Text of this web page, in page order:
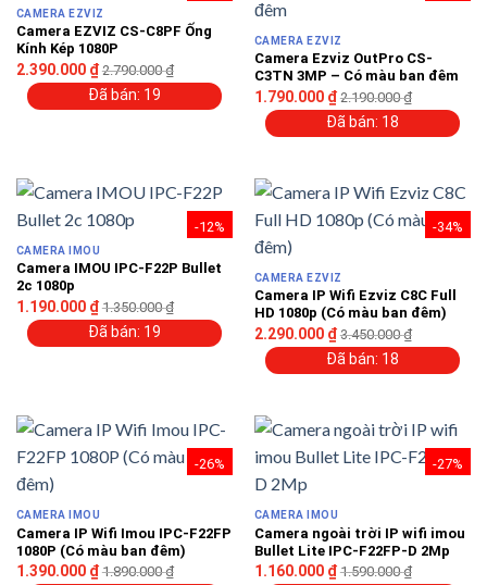
CAMERA EZVIZ
Camera EZVIZ CS-C8PF Ống
Kính Kép 1080P
2.390.000 ₫ 2.790.000₫
Đã bán: 19
CAMERA EZVIZ
Camera Ezviz OutPro CS-
C3TN 3MP – Có màu ban đêm
1.790.000 ₫ 2.190.000₫
Đã bán: 18
-12%
CAMERA IMOU
Camera IMOU IPC-F22P Bullet
2c 1080p
1.190.000 ₫ 1.350.000₫
Đã bán: 19
-34%
CAMERA EZVIZ
Camera IP Wifi Ezviz C8C Full
HD 1080p (Có màu ban đêm)
2.290.000 ₫ 3.450.000₫
Đã bán: 18
-26%
CAMERA IMOU
Camera IP Wifi Imou IPC-F22FP
1080P (Có màu ban đêm)
1.390.000 ₫ 1.890.000₫
-27%
CAMERA IMOU
Camera ngoài trời IP wifi imou
Bullet Lite IPC-F22FP-D 2Mp
1.160.000 ₫ 1.590.000₫